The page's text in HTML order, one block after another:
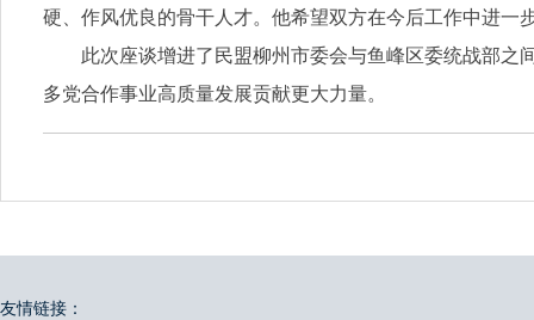
硬、作风优良的骨干人才。他希望双方在今后工作中进
此次座谈增进了民盟柳州市委会与鱼峰区委统战部
多党合作事业高质量发展贡献更大力量。
友情链接：